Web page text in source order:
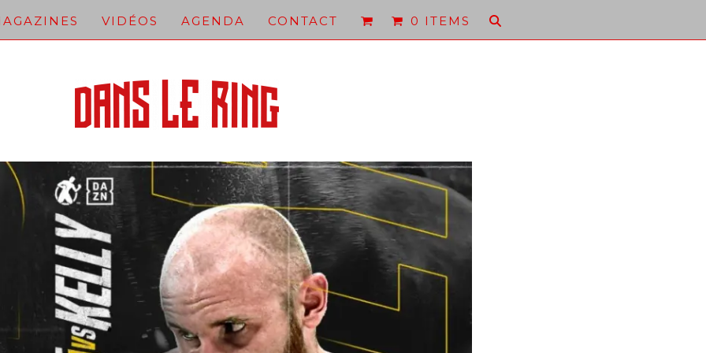
VIDÉOS AGENDA CONTACT 0 ITEMS